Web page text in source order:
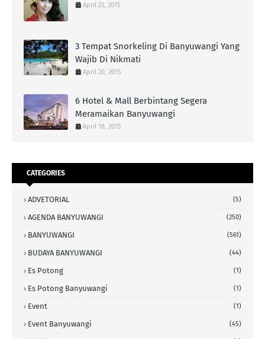
April 23, 2015
3 Tempat Snorkeling Di Banyuwangi Yang
Wajib Di Nikmati
April 20, 2015
6 Hotel & Mall Berbintang Segera
Meramaikan Banyuwangi
April 18, 2015
CATEGORIES
ADVETORIAL (5)
AGENDA BANYUWANGI (250)
BANYUWANGI (561)
BUDAYA BANYUWANGI (44)
Es Potong (1)
Es Potong Banyuwangi (1)
Event (1)
Event Banyuwangi (45)